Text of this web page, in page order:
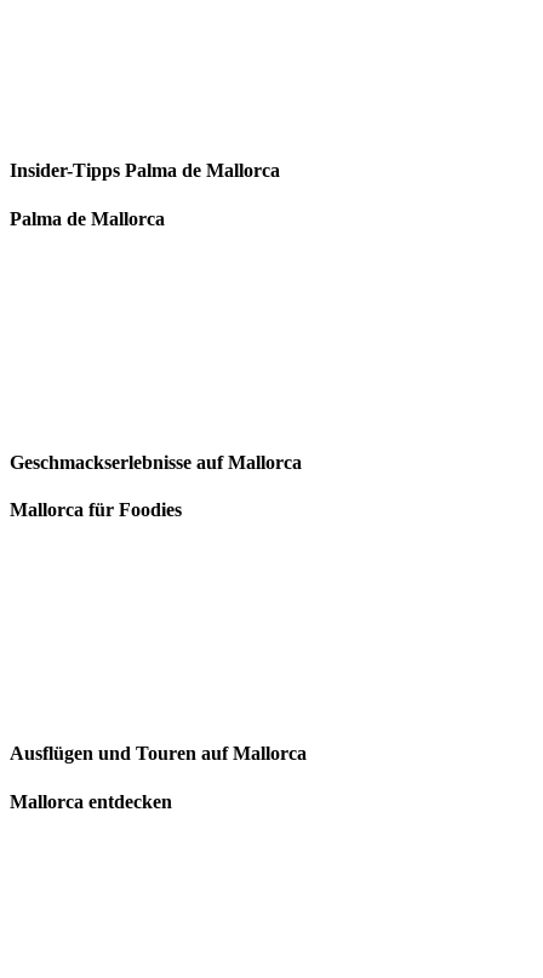
Insider-Tipps Palma de Mallorca
Palma de Mallorca
Geschmackserlebnisse auf Mallorca
Mallorca für Foodies
Ausflügen und Touren auf Mallorca
Mallorca entdecken